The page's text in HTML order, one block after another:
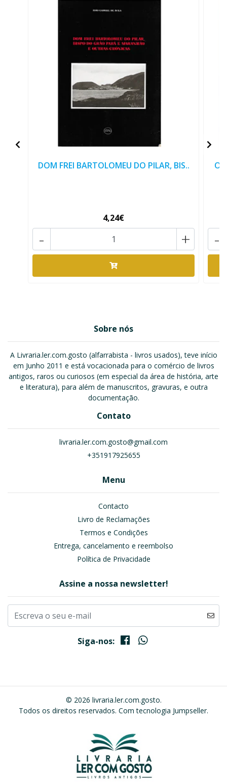
DOM FREI BARTOLOMEU DO PILAR, BIS..
4,24€
+
- -
Sobre nós
A Livraria.ler.com.gosto (alfarrabista - livros usados), teve início
em Junho 2011 e está vocacionada para o comércio de livros
antigos, raros ou curiosos (em especial da área de história, arte
e literatura), para além de manuscritos, gravuras, e outra
documentação.
Contato
livraria.ler.com.gosto@gmail.com
+351917925655
Menu
Contacto
Livro de Reclamações
Termos e Condições
Entrega, cancelamento e reembolso
Política de Privacidade
Assine a nossa newsletter!
Siga-nos:
© 2026 livraria.ler.com.gosto.
Todos os direitos reservados. Com tecnologia Jumpseller.